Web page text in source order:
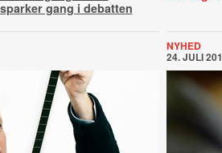
gang i debatten
NYHED
24. JULI